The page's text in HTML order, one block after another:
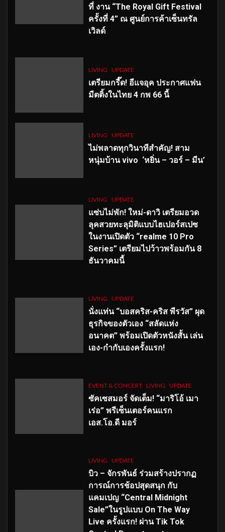
ที่ งาน “The Royal Gift Festival
ครั้งที่ 4” ณ ศูนย์การค้าเซ็นทรัล
เวิลด์
LIVING UPDATE
เตรียมกรี๊ด! อีแจอุค ประกาศแฟน
มีตติ้งในไทย 4 กพ 66 นี้
LIVING UPDATE
ไม่พลาดทุกวินาทีสำคัญ! สาม
หนุ่มบ้าน vivo ‘หยิ่น – วอร์ – มีน’
LIVING UPDATE
แซ่บไม่พัก! ใหม่-ดาวิ เตรียมอวด
ลุคสวยทะลุมิติแบบไฮเปอร์สเปซ
ในงานเปิดตัว “realme 10 Pro
Series” เตรียมไปว้าวพร้อมกัน 8
ธันวาคมนี้
LIVING UPDATE
นั่งแท่น “บอสคริส-คริส พีรวัส” ผุด
ธุรกิจของตัวเอง “สลัดแห่ง
อนาคต” พร้อมเปิดตัวหนังสั้น เล่น
เอง-กำกับเองครั้งแรก!
EVENT & CONCERT LIVING UPDATE
ซัคเซสมอร์ จัดเต็ม! “มาริโอ้ เมา
เร่อ” พรีเซ็นเตอร์คนแรก
เอส.โอ.ดี มอร์
LIVING UPDATE
บิว – จักรพันธ์ ร่วมสร้างปรากฏ
การณ์การช้อปสุดสนุก กับ
แคมเปญ “Central Midnight
Sale”ในรูปแบบ On The Way
Live ครั้งแรก! ผ่าน Tik Tok